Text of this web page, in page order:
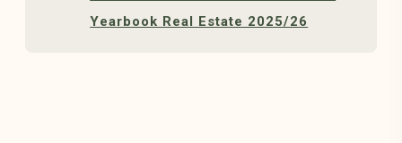
Yearbook Real Estate 2025/26